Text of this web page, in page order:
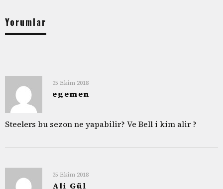
Yorumlar
25 Ekim 2018
egemen
Steelers bu sezon ne yapabilir? Ve Bell i kim alir ?
25 Ekim 2018
Ali Gül